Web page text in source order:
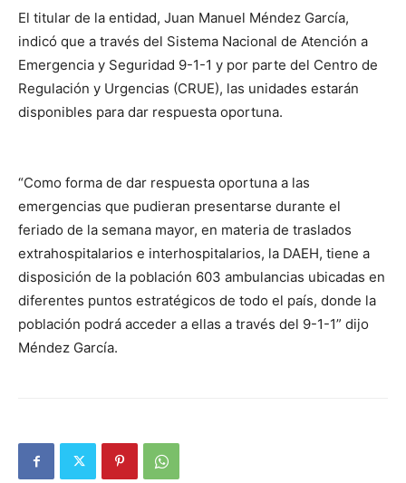
El titular de la entidad, Juan Manuel Méndez García,
indicó que a través del Sistema Nacional de Atención a
Emergencia y Seguridad 9-1-1 y por parte del Centro de
Regulación y Urgencias (CRUE), las unidades estarán
disponibles para dar respuesta oportuna.
“Como forma de dar respuesta oportuna a las
emergencias que pudieran presentarse durante el
feriado de la semana mayor, en materia de traslados
extrahospitalarios e interhospitalarios, la DAEH, tiene a
disposición de la población 603 ambulancias ubicadas en
diferentes puntos estratégicos de todo el país, donde la
población podrá acceder a ellas a través del 9-1-1” dijo
Méndez García.